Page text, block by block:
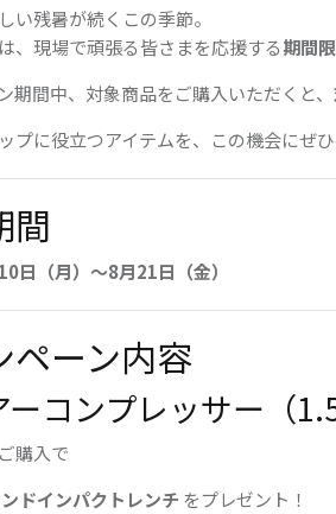
い残暑が続くこの季節。
、現場で頑張る皆さまを応援する期間
期間中、対象商品をご購入いただくと、
プに役立つアイテムを、この機会にぜ
間
日（月）～8月21日（金）
ペーン内容
コンプレッサー（1.5
購入で
ドインパクトレンチ をプレゼント！